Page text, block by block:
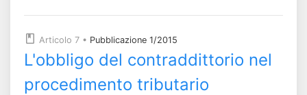
Articolo 7 • Pubblicazione 1/2015
L'obbligo del contraddittorio nel
procedimento tributario